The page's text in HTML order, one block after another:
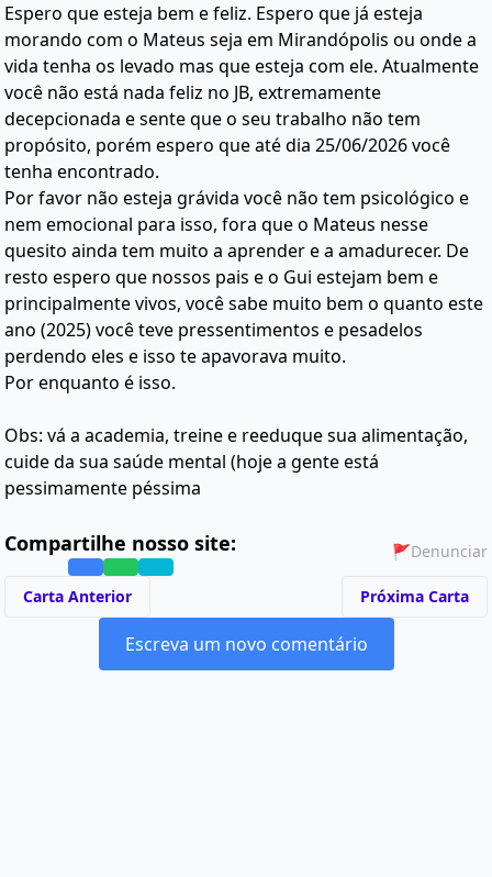
Espero que esteja bem e feliz. Espero que já esteja
morando com o Mateus seja em Mirandópolis ou onde a
vida tenha os levado mas que esteja com ele. Atualmente
você não está nada feliz no JB, extremamente
decepcionada e sente que o seu trabalho não tem
propósito, porém espero que até dia 25/06/2026 você
tenha encontrado.
Por favor não esteja grávida você não tem psicológico e
nem emocional para isso, fora que o Mateus nesse
quesito ainda tem muito a aprender e a amadurecer. De
resto espero que nossos pais e o Gui estejam bem e
principalmente vivos, você sabe muito bem o quanto este
ano (2025) você teve pressentimentos e pesadelos
perdendo eles e isso te apavorava muito.
Por enquanto é isso.
Obs: vá a academia, treine e reeduque sua alimentação,
cuide da sua saúde mental (hoje a gente está
pessimamente péssima
Compartilhe nosso site: 🚩Denunciar
Carta Anterior Próxima Carta
Escreva um novo comentário